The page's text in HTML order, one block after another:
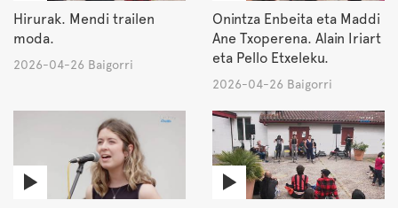
Hirurak. Mendi trailen
moda.
2026-04-26 Baigorri
Onintza Enbeita eta Maddi
Ane Txoperena. Alain Iriart
eta Pello Etxeleku.
2026-04-26 Baigorri